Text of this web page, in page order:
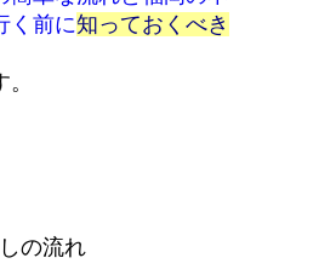
く前に知っておくべき
の流れ